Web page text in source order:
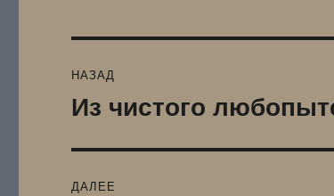
по
НАЗАД
Предыдущая
Из чистого
ДАЛЕЕ